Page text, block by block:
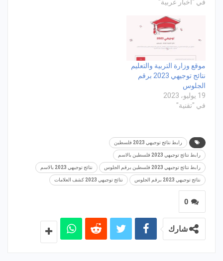
في "اخبار عربية"
موقع وزارة التربية والتعليم
نتائج توجيهي 2023 برقم
الجلوس
19 يوليو، 2023
في "تقنية"
رابط نتائج توجيهي 2023 فلسطين
رابط نتائج توجيهي 2023 فلسطين بالاسم
رابط نتائج توجيهي 2023 فلسطين برقم الجلوس نتائج توجيهي 2023 بالاسم
نتائج توجيهي 2023 برقم الجلوس نتائج توجيهي 2023 كشف العلامات
0
شارك